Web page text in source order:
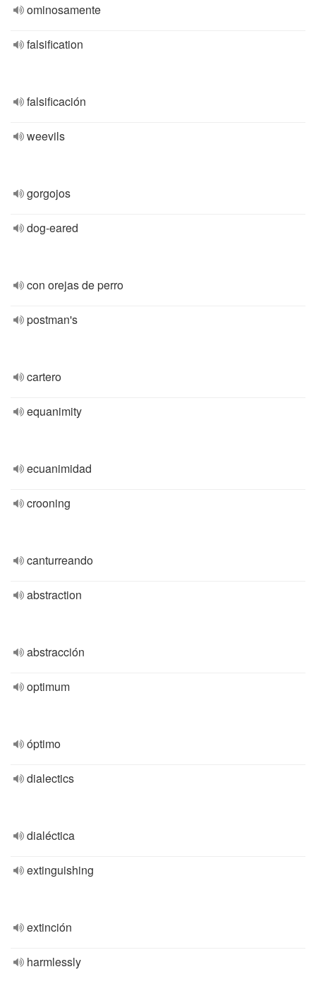
ominosamente
falsification
falsificación
weevils
gorgojos
dog-eared
con orejas de perro
postman's
cartero
equanimity
ecuanimidad
crooning
canturreando
abstraction
abstracción
optimum
óptimo
dialectics
dialéctica
extinguishing
extinción
harmlessly